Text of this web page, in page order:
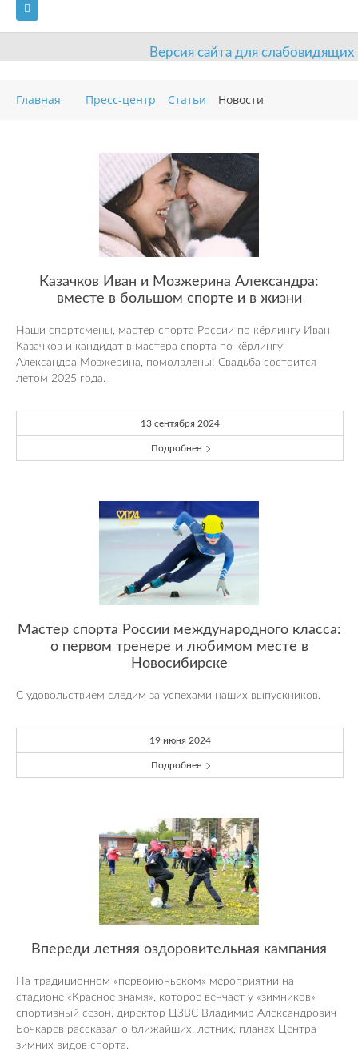
Версия сайта для слабовидящих
ГЛАВНАЯ
АНТИДОПИНГ РАСПИСАНИЯ
ДОКУМЕНТЫ ПРЕСС-ЦЕНТР
ОЦЕНКА КАЧЕСТВА ОБРАЗОВАНИЯ
ПЛАТНЫЕ УСЛУГИ КОНТАКТЫ
Главная Пресс-центр Статьи Новости
Казачков Иван и Мозжерина Александра:
вместе в большом спорте и в жизни
Наши спортсмены, мастер спорта России по кёрлингу Иван
Казачков и кандидат в мастера спорта по кёрлингу
Александра Мозжерина, помолвлены! Свадьба состоится
летом 2025 года.
13 сентября 2024
Подробнее
Мастер спорта России международного класса:
о первом тренере и любимом месте в
Новосибирске
С удовольствием следим за успехами наших выпускников.
19 июня 2024
Подробнее
Впереди летняя оздоровительная кампания
На традиционном «первоиюньском» мероприятии на
стадионе «Красное знамя», которое венчает у «зимников»
спортивный сезон, директор ЦЗВС Владимир Александрович
Бочкарёв рассказал о ближайших, летних, планах Центра
зимних видов спорта.